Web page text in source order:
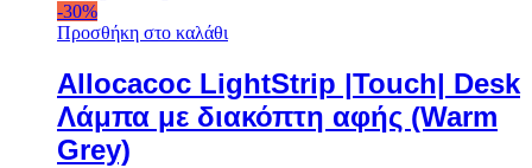
-30%
Προσθήκη στο καλάθι
Allocacoc LightStrip |Touch| Desk
Λάμπα με διακόπτη αφής (Warm
Grey)